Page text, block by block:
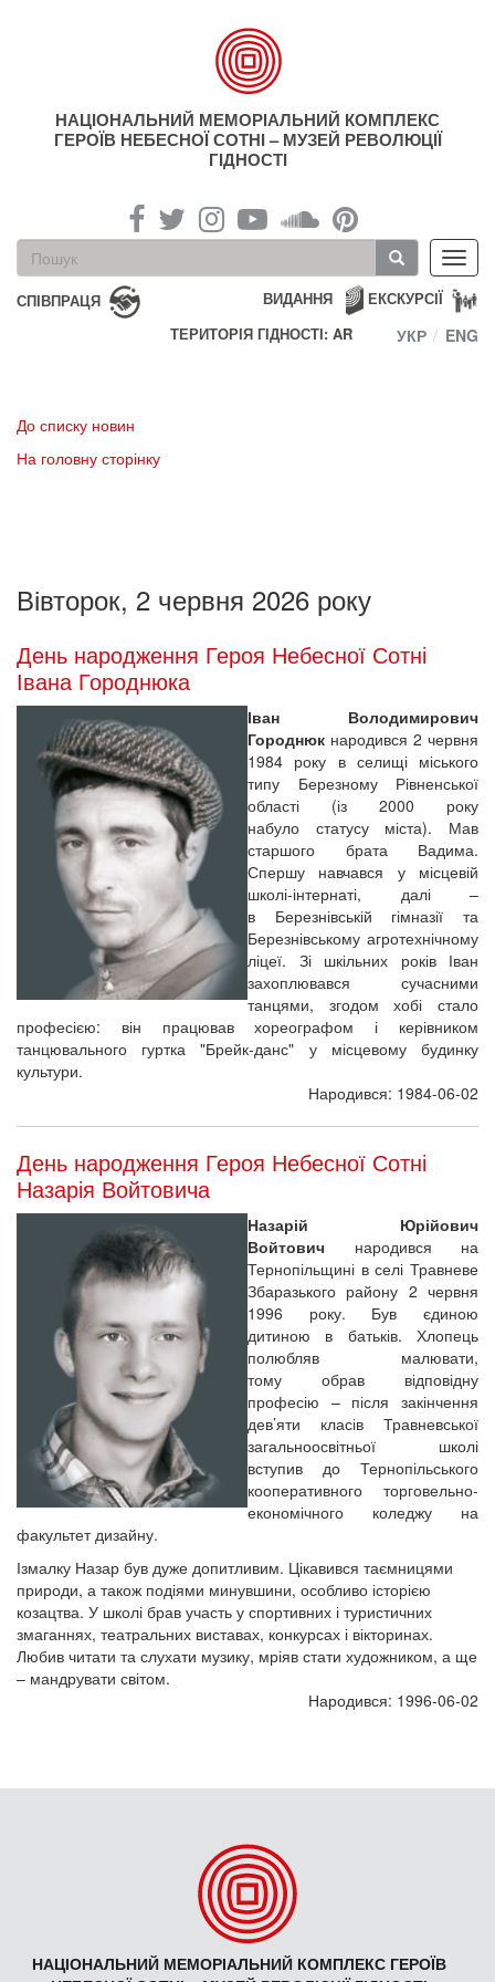
НАЦІОНАЛЬНИЙ МЕМОРІАЛЬНИЙ КОМПЛЕКС
ГЕРОЇВ НЕБЕСНОЇ СОТНІ – МУЗЕЙ РЕВОЛЮЦІЇ
ГІДНОСТІ
Пошукова
форма
Пошук
СПІВПРАЦЯ ЕКСКУРСІЇ
ВИДАННЯ
ТЕРИТОРІЯ ГІДНОСТІ: AR
УКР ENG
До списку новин
На головну сторінку
Вівторок, 2 червня 2026 року
День народження Героя Небесної Сотні
Івана Городнюка
Іван Володимирович
Городнюк народився 2 червня
1984 року в селищі міського
типу Березному Рівненської
області (із 2000 року
набуло статусу міста). Мав
старшого брата Вадима.
Спершу навчався у місцевій
школі-інтернаті, далі –
в Березнівській гімназії та
Березнівському агротехнічному
ліцеї. Зі шкільних років Іван
захоплювався сучасними
танцями, згодом хобі стало
професією: він працював хореографом і керівником
танцювального гуртка "Брейк-данс" у місцевому будинку
культури.
Народився: 1984-06-02
День народження Героя Небесної Сотні
Назарія Войтовича
Назарій Юрійович
Войтович народився на
Тернопільщині в селі Травневе
Збаразького району 2 червня
1996 року. Був єдиною
дитиною в батьків. Хлопець
полюбляв малювати,
тому обрав відповідну
професію – після закінчення
дев’яти класів Травневської
загальноосвітньої школі
вступив до Тернопільського
кооперативного торговельно-
економічного коледжу на
факультет дизайну.
Ізмалку Назар був дуже допитливим. Цікавився таємницями
природи, а також подіями минувшини, особливо історією
козацтва. У школі брав участь у спортивних і туристичних
змаганнях, театральних виставах, конкурсах і вікторинах.
Любив читати та слухати музику, мріяв стати художником, а ще
– мандрувати світом.
Народився: 1996-06-02
НАЦІОНАЛЬНИЙ МЕМОРІАЛЬНИЙ КОМПЛЕКС ГЕРОЇВ